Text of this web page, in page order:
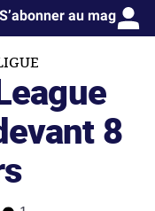
S’abonner au mag
8